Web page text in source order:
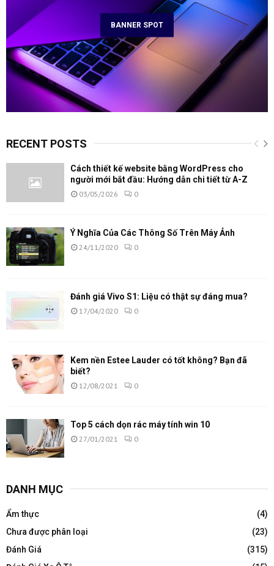
BANNER SPOT
RECENT POSTS
Cách thiết kế website bằng WordPress cho
người mới bắt đầu: Hướng dẫn chi tiết từ A-Z
03/05/2026 0
Ý Nghĩa Của Các Thông Số Trên Máy Ảnh
24/11/2020 0
Đánh giá Vivo S1: Liệu có thật sự đáng mua?
17/04/2020 0
Kem nền Estee Lauder có tốt không? Bạn đã
biết?
12/08/2021 0
Top 5 cách dọn rác máy tính win 10
27/01/2021 0
DANH MỤC
Ẩm thực
(4)
Chưa được phân loại
(23)
Đánh Giá
(315)